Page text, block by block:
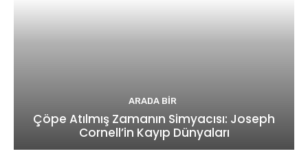
ARADA BIR
Çöpe Atılmış Zamanın Simyacısı: Joseph
Cornell’in Kayıp Dünyaları